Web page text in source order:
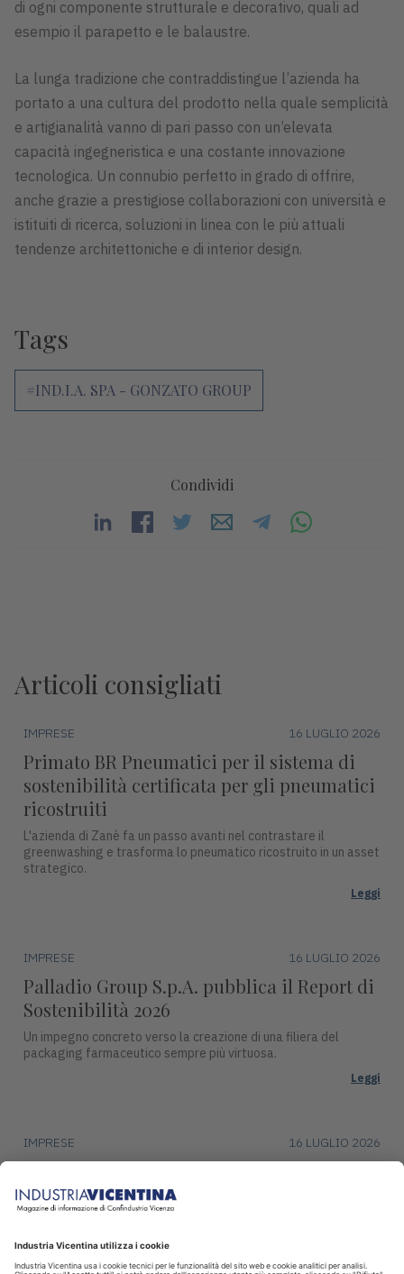
di ogni componente strutturale e decorativo, quali ad
esempio il parapetto e le balaustre.
La lunga tradizione che contraddistingue l’azienda ha
portato a una cultura del prodotto nella quale semplicità
e artigianalità vanno di pari passo con un’elevata
capacità ingegneristica e una costante innovazione
tecnologica. Un connubio perfetto in grado di offrire,
anche grazie a prestigiose collaborazioni con università e
istituiti di ricerca, soluzioni in linea con le più attuali
tendenze architettoniche e di interior design.
Tags
#IND.I.A. SPA - GONZATO GROUP
Condividi
Articoli consigliati
IMPRESE 16 LUGLIO 2026
Primato BR Pneumatici per il sistema di
sostenibilità certificata per gli pneumatici
ricostruiti
L'azienda di Zanè fa un passo avanti nel contrastare il
greenwashing e trasforma lo pneumatico ricostruito in un asset
strategico.
Leggi
IMPRESE 16 LUGLIO 2026
Palladio Group S.p.A. pubblica il Report di
Sostenibilità 2026
Un impegno concreto verso la creazione di una filiera del
packaging farmaceutico sempre più virtuosa.
Leggi
IMPRESE 16 LUGLIO 2026
dentistico del futuro
intelligenti per il settore dentale.
Leggi